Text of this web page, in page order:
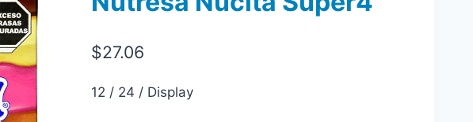
$27.06
12 / 24 / Display